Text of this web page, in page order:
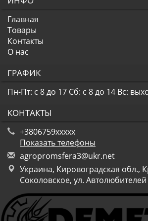
Главная
Товары
Контакты
О нас
ГРАФИК
Пн-Пт: с 8 до 17 Сб: с 8 до 14 Вс:
КОНТАКТЫ
+3806759xxxxx
Показать телефоны
agropromsfera3@ukr.net
Украина, Кировоградская обл.,
Соколовское, ул.